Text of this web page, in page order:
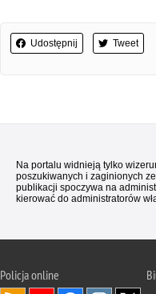
Udostępnij Tweet
Na portalu widnieją tylko
poszukiwanych i zaginionych
publikacji spoczywa na
kierować do administratorów
Policjaonline